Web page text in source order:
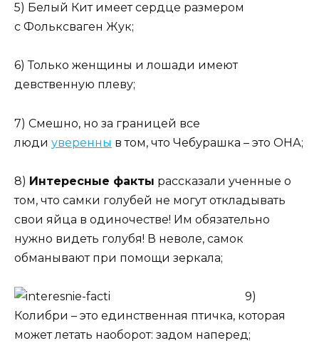
5) Белый Кит имеет сердце размером
с Фольксваген Жук;
6) Только женщины и лошади имеют
девственную плеву;
7) Смешно, но за границей все
люди уверенны в том, что Чебурашка – это ОНА;
8) Интересные факты рассказали ученные о
том, что самки голубей не могут откладывать
свои яйца в одиночестве! Им обязательно
нужно видеть голубя! В неволе, самок
обманывают при помощи зеркала;
9)
Колибри – это единственная птичка, которая
может летать наоборот: задом наперед;